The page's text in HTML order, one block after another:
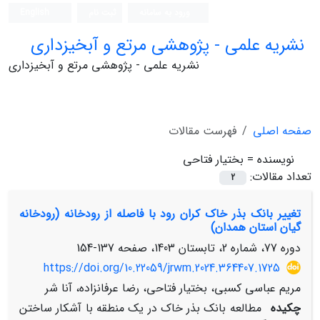
نشریه علمی - پژوهشی مرتع و آبخیزداری
نشریه علمی - پژوهشی مرتع و آبخیزداری
صفحه اصلی
فهرست مقالات
نویسنده = بختیار فتاحی
تعداد مقالات:
2
تغییر بانک بذر خاک کران رود با فاصله از رودخانه (رودخانه‌
گیان استان همدان)
دوره 77، شماره 2، تابستان 1403، صفحه
137-154
https://doi.org/10.22059/jrwm.2024.364407.1725
مریم عباسی کسبی، بختیار فتاحی، رضا عرفانزاده، آنا شر
چکیده مطالعه بانک بذر خاک در یک منطقه با آشکار ساختن